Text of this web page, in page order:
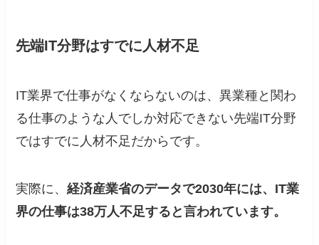
先端IT分野はすでに人材不足
IT業界で仕事がなくならないのは、異業種と関わ
る仕事のような人でしか対応できない先端IT分野
ではすでに人材不足だからです。
実際に、経済産業省のデータで2030年には、IT業
界の仕事は38万人不足すると言われています。